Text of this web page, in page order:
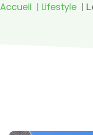
Accueil Lifestyle